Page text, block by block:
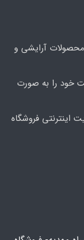
محصولات آرایشی و
خود را به صورت
اینترنتی فروشگاه